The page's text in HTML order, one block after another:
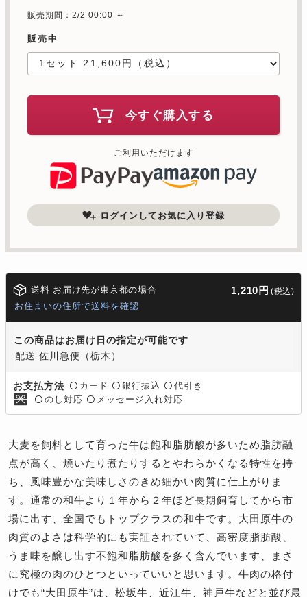
販売期間：2/2 00:00 ～
販売中
今すぐ購入する
ご利用いただけます
ログインしてお気に入り登録
送料 お届け先が東京都の場合 1,210円 (税込)
お住まいの住所で送料を確認
この商品はお届け日の指定が可能です
配送 佐川急便（栃木）
お支払方法 〇 カード 〇 銀行振込 〇 代引き
〇 のし対応 〇 メッセージ入れ対応
大麦を飼料として育った牛は飽和脂肪酸が多いため脂肪融
点が高く、焼いたり煮たりするとやわらかくなる特性を持
ち、風味豊かな美味しさのきめ細かい肉質に仕上がりま
す。通常の和牛より１年から２年ほど長期飼育してから市
場に出す、全国でもトップクラスの和牛です。大田原牛の
肉質のよさは科学的にも実証されていて、高密度脂肪酸、
うま味を醸し出す不飽和脂肪酸を多く含んでいます、まさ
に究極の肉のひとつといっていいと思います。牛肉の格付
けでも“大田原牛”は、松坂牛、近江牛、神戸牛などと並び最